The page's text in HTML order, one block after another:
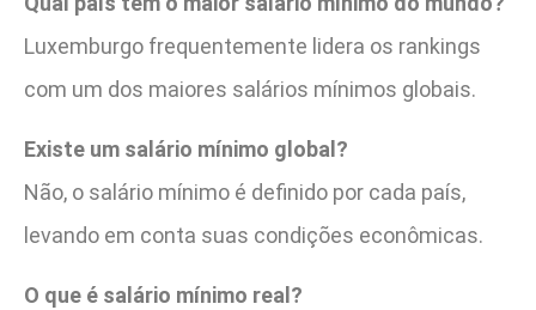
Luxemburgo frequentemente lidera os rankings
com um dos maiores salários mínimos globais.
Existe um salário mínimo global?
Não, o salário mínimo é definido por cada país,
levando em conta suas condições econômicas.
O que é salário mínimo real?